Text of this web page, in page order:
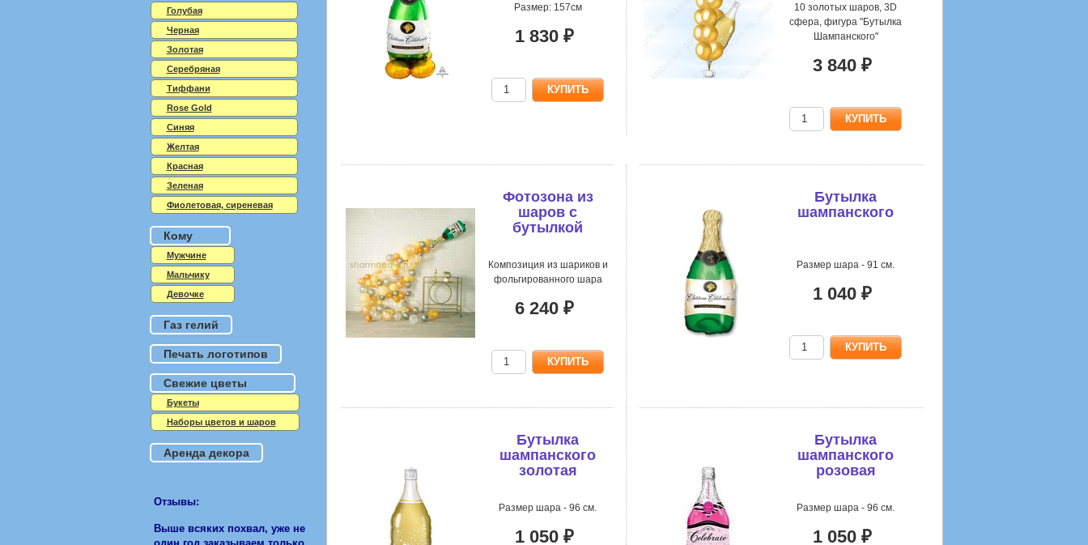
Размер: 157см
1 830 ₽
10 золотых шаров, 3D
сфера, фигура "Бутылка
Шампанского"
3 840 ₽
Фотозона из
шаров с
бутылкой
Композиция из шариков и
фольгированного шара
6 240 ₽
Бутылка
шампанского
Размер шара - 91 см.
1 040 ₽
Бутылка
шампанского
золотая
Размер шара - 96 см.
1 050 ₽
Бутылка
шампанского
розовая
Размер шара - 96 см.
1 050 ₽
Голубая
Черная
Золотая
Серебряная
Тиффани
Rose Gold
Синяя
Желтая
Красная
Зеленая
Фиолетовая, сиреневая
Кому
Мужчине
Мальчику
Девочке
Газ гелий
Печать логотипов
Свежие цветы
Букеты
Наборы цветов и шаров
Аренда декора
Отзывы:
Выше всяких похвал, уже не